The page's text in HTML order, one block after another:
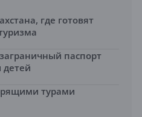
где готовят
паспорт
детей
турами